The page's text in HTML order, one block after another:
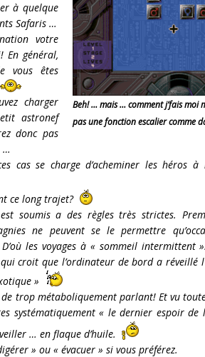
Beh! … mais … comment j’fais moi
pas une fonction escalier comme
à quelque
Safaris …
votre
En général,
vous êtes
charger
astronef
donc pas
…
cas se charge d’acheminer les héros
ce long trajet?
soumis a des règles très strictes.
ne peuvent se le permettre
les voyages à « sommeil intermittent
croit que l’ordinateur de bord a réveillé
»
trop métaboliquement parlant! Et vu
systématiquement « le dernier espoir de
… en flaque d’huile.
» ou « évacuer » si vous préférez.